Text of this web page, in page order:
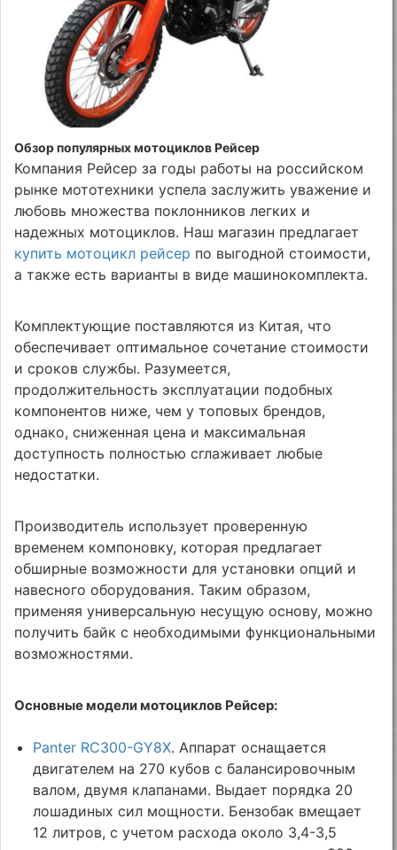
Обзор популярных мотоциклов Рейсер
Компания Рейсер за годы работы на российском
рынке мототехники успела заслужить уважение и
любовь множества поклонников легких и
надежных мотоциклов. Наш магазин предлагает
купить мотоцикл рейсер по выгодной стоимости,
а также есть варианты в виде машинокомплекта.
Комплектующие поставляются из Китая, что
обеспечивает оптимальное сочетание стоимости
и сроков службы. Разумеется,
продолжительность эксплуатации подобных
компонентов ниже, чем у топовых брендов,
однако, сниженная цена и максимальная
доступность полностью сглаживает любые
недостатки.
Производитель использует проверенную
временем компоновку, которая предлагает
обширные возможности для установки опций и
навесного оборудования. Таким образом,
применяя универсальную несущую основу, можно
получить байк с необходимыми функциональными
возможностями.
Основные модели мотоциклов Рейсер:
Panter RC300-GY8Х. Аппарат оснащается
двигателем на 270 кубов с балансировочным
валом, двумя клапанами. Выдает порядка 20
лошадиных сил мощности. Бензобак вмещает
12 литров, с учетом расхода около 3,4-3,5